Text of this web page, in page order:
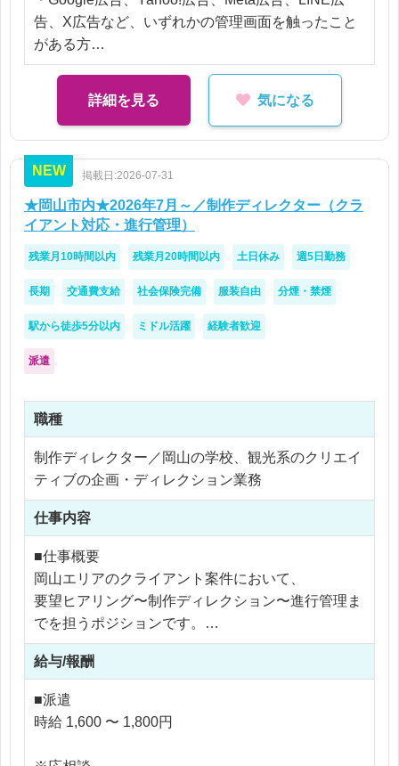
扱う媒体は、Google広告を中心に、Yahoo!広告、M
す。
■■■主な業務内容■■■
・広告原稿、テキスト、リンク先URLなどのチェッ
・広告管理画面での設定確認、簡単な変更対応
・配信スケジュールや進行状況の管理
・運用会社とのやり取り、確認対応
・広告配信レポート作成のためのデータ抽出・整理
・Excelを使用した数値の流し込み、表の整備
・デジタル広告運用業務のサポート
広告の分析や改善提案、配信方針の決定などは社員
が担当します。
そのため、広告運用全体を一人で任されるポジショ
ンではありません。
また、レポート作成においてクライアントとの直接
のやり取りは基本的に発生しません。
クライアント向けの分析コメント作成や改善提案資
料の作成も、メイン業務ではありません。
進められるよう、入稿・確認・進行管理・データ整
理などのバックエンド業務を支えるポジションで
す。
告、X広告など、いずれかの管理画面を触ったこと
がある方
・広告配信レポートの作成、または数値集計の経験
・CTR、CPC、CPA、CVR、ROASなどの基本的
・Excelの基本操作ができる方
詳細を見る 気になる
NEW 掲載日:2026-07-31
★岡山市内★2026年7月～／制作ディレクター（クラ
イアント対応・進行管理）
残業月10時間以内 残業月20時間以内 土日休み 週5日勤務
長期 交通費支給 社会保険完備 服装自由 分煙・禁煙
駅から徒歩5分以内 ミドル活躍 経験者歓迎
派遣
職種
制作ディレクター／岡山の学校、観光系のクリエイ
ティブの企画・ディレクション業務
仕事内容
■仕事概要
岡山エリアのクライアント案件において、
要望ヒアリング〜制作ディレクション〜進行管理ま
でを担うポジションです。
営業担当とは別に、
クライアントの意図を正しく汲み取り、
大阪オフィスや外部制作会社へとつなぐ
給与/報酬
■派遣
時給 1,600 〜 1,800円